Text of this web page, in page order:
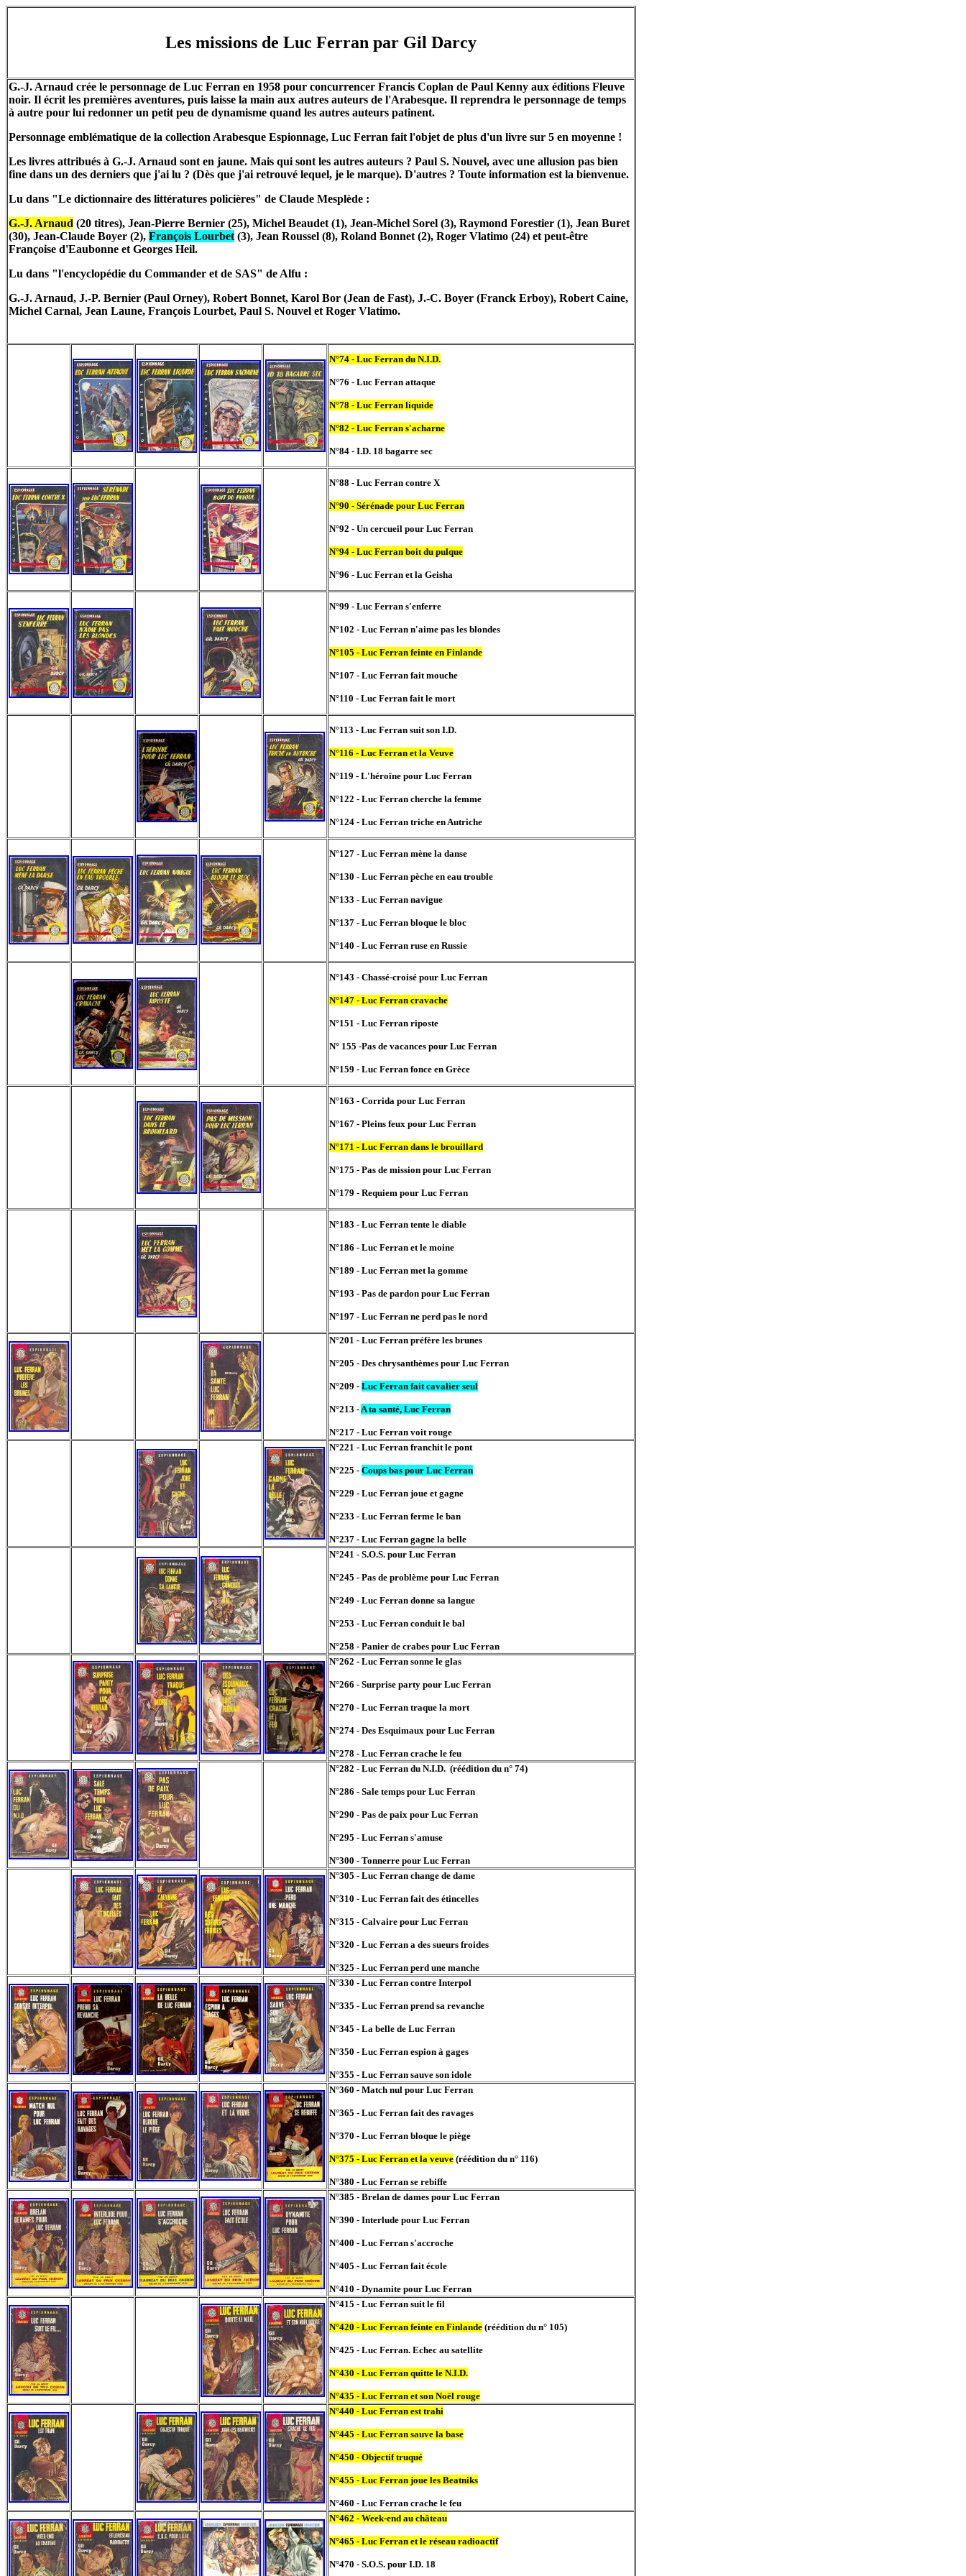
Les missions de Luc Ferran par Gil Darcy
G.-J. Arnaud crée le personnage de Luc Ferran en 1958 pour concurrencer Francis Coplan de Paul Kenny aux éditions Fleuve
noir. Il écrit les premières aventures, puis laisse la main aux autres auteurs de l'Arabesque. Il reprendra le personnage de temps
à autre pour lui redonner un petit peu de dynamisme quand les autres auteurs patinent.
Personnage emblématique de la collection Arabesque Espionnage, Luc Ferran fait l'objet de plus d'un livre sur 5 en moyenne !
Les livres attribués à G.-J. Arnaud sont en jaune. Mais qui sont les autres auteurs ? Paul S. Nouvel, avec une allusion pas bien
fine dans un des derniers que j'ai lu ? (Dès que j'ai retrouvé lequel, je le marque). D'autres ? Toute information est la bienvenue.
Lu dans "Le dictionnaire des littératures policières" de Claude Mesplède :
G.-J. Arnaud (20 titres), Jean-Pierre Bernier (25), Michel Beaudet (1), Jean-Michel Sorel (3), Raymond Forestier (1), Jean Buret
(30), Jean-Claude Boyer (2), François Lourbet (3), Jean Roussel (8), Roland Bonnet (2), Roger Vlatimo (24) et peut-être
Françoise d'Eaubonne et Georges Heil.
Lu dans "l'encyclopédie du Commander et de SAS" de Alfu :
G.-J. Arnaud, J.-P. Bernier (Paul Orney), Robert Bonnet, Karol Bor (Jean de Fast), J.-C. Boyer (Franck Erboy), Robert Caine,
Michel Carnal, Jean Laune, François Lourbet, Paul S. Nouvel et Roger Vlatimo.
N°74 - Luc Ferran du N.I.D.
N°76 - Luc Ferran attaque
N°78 - Luc Ferran liquide
N°82 - Luc Ferran s'acharne
N°84 - I.D. 18 bagarre sec
N°88 - Luc Ferran contre X
N°90 - Sérénade pour Luc Ferran
N°92 - Un cercueil pour Luc Ferran
N°94 - Luc Ferran boit du pulque
N°96 - Luc Ferran et la Geisha
N°99 - Luc Ferran s'enferre
N°102 - Luc Ferran n'aime pas les blondes
N°105 - Luc Ferran feinte en Finlande
N°107 - Luc Ferran fait mouche
N°110 - Luc Ferran fait le mort
N°113 - Luc Ferran suit son I.D.
N°116 - Luc Ferran et la Veuve
N°119 - L'héroïne pour Luc Ferran
N°122 - Luc Ferran cherche la femme
N°124 - Luc Ferran triche en Autriche
N°127 - Luc Ferran mène la danse
N°130 - Luc Ferran pèche en eau trouble
N°133 - Luc Ferran navigue
N°137 - Luc Ferran bloque le bloc
N°140 - Luc Ferran ruse en Russie
N°143 - Chassé-croisé pour Luc Ferran
N°147 - Luc Ferran cravache
N°151 - Luc Ferran riposte
N° 155 -Pas de vacances pour Luc Ferran
N°159 - Luc Ferran fonce en Grèce
N°163 - Corrida pour Luc Ferran
N°167 - Pleins feux pour Luc Ferran
N°171 - Luc Ferran dans le brouillard
N°175 - Pas de mission pour Luc Ferran
N°179 - Requiem pour Luc Ferran
N°183 - Luc Ferran tente le diable
N°186 - Luc Ferran et le moine
N°189 - Luc Ferran met la gomme
N°193 - Pas de pardon pour Luc Ferran
N°197 - Luc Ferran ne perd pas le nord
N°201 - Luc Ferran préfère les brunes
N°205 - Des chrysanthèmes pour Luc Ferran
N°209 - Luc Ferran fait cavalier seul
N°213 -A ta santé, Luc Ferran
N°217 - Luc Ferran voit rouge
N°221 - Luc Ferran franchit le pont
N°225 - Coups bas pour Luc Ferran
N°229 - Luc Ferran joue et gagne
N°233 - Luc Ferran ferme le ban
N°237 - Luc Ferran gagne la belle
N°241 - S.O.S. pour Luc Ferran
N°245 - Pas de problème pour Luc Ferran
N°249 - Luc Ferran donne sa langue
N°253 - Luc Ferran conduit le bal
N°258 - Panier de crabes pour Luc Ferran
N°262 - Luc Ferran sonne le glas
N°266 - Surprise party pour Luc Ferran
N°270 - Luc Ferran traque la mort
N°274 - Des Esquimaux pour Luc Ferran
N°278 - Luc Ferran crache le feu
N°282 - Luc Ferran du N.I.D. (réédition du n° 74)
N°286 - Sale temps pour Luc Ferran
N°290 - Pas de paix pour Luc Ferran
N°295 - Luc Ferran s'amuse
N°300 - Tonnerre pour Luc Ferran
N°305 - Luc Ferran change de dame
N°310 - Luc Ferran fait des étincelles
N°315 - Calvaire pour Luc Ferran
N°320 - Luc Ferran a des sueurs froides
N°325 - Luc Ferran perd une manche
N°330 - Luc Ferran contre Interpol
N°335 - Luc Ferran prend sa revanche
N°345 - La belle de Luc Ferran
N°350 - Luc Ferran espion à gages
N°355 - Luc Ferran sauve son idole
N°360 - Match nul pour Luc Ferran
N°365 - Luc Ferran fait des ravages
N°370 - Luc Ferran bloque le piège
N°375 - Luc Ferran et la veuve (réédition du n° 116)
N°380 - Luc Ferran se rebiffe
N°385 - Brelan de dames pour Luc Ferran
N°390 - Interlude pour Luc Ferran
N°400 - Luc Ferran s'accroche
N°405 - Luc Ferran fait école
N°410 - Dynamite pour Luc Ferran
N°415 - Luc Ferran suit le fil
N°420 - Luc Ferran feinte en Finlande (réédition du n° 105)
N°425 - Luc Ferran. Echec au satellite
N°430 - Luc Ferran quitte le N.I.D.
N°435 - Luc Ferran et son Noël rouge
N°440 - Luc Ferran est trahi
N°445 - Luc Ferran sauve la base
N°450 - Objectif truqué
N°455 - Luc Ferran joue les Beatniks
N°460 - Luc Ferran crache le feu
N°462 - Week-end au château
N°465 - Luc Ferran et le réseau radioactif
N°470 - S.O.S. pour I.D. 18